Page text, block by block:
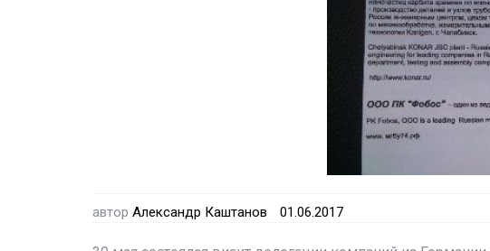
автор Александр Каштанов 01.06.2017